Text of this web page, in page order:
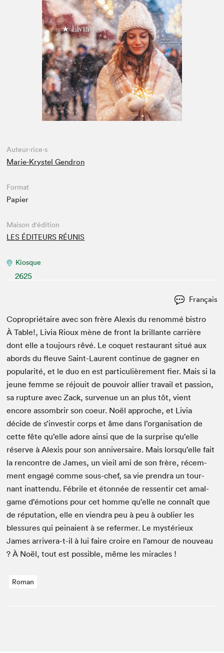
Espace médias
Auteur·rice·s
Marie-Krystel Gendron
Format
Papier
Maison d'édition
LES ÉDITEURS RÉUNIS
Kiosque
2625
Français
Copro­prié­taire avec son frère Alex­is du renom­mé bistro
À Table!, Livia Rioux mène de front la bril­lante car­rière
dont elle a tou­jours rêvé. Le coquet restau­rant situé aux
abor­ds du fleuve Saint-Lau­rent con­tin­ue de gag­n­er en
pop­u­lar­ité, et le duo en est par­ti­c­ulière­ment fier. Mais si la
jeune femme se réjouit de pou­voir alli­er tra­vail et pas­sion,
sa rup­ture avec Zack, sur­v­enue un an plus tôt, vient
encore assom­brir son coeur. Noël approche, et Livia
décide de s’investir corps et âme dans l’organisation de
cette fête qu’elle adore ain­si que de la sur­prise qu’elle
réserve à Alex­is pour son anniver­saire. Mais lorsqu’elle fait
la ren­con­tre de James, un vieil ami de son frère, récem­
ment engagé comme sous-chef, sa vie pren­dra un tour­
nant inat­ten­du. Fébrile et éton­née de ressen­tir cet amal­
game d’émotions pour cet homme qu’elle ne con­naît que
de répu­ta­tion, elle en vien­dra peu à peu à oubli­er les
blessures qui peinaient à se refer­mer. Le mys­térieux
James arrivera-t-il à lui faire croire en l’amour de nou­veau
? À Noël, tout est pos­si­ble, même les miracles !
Roman